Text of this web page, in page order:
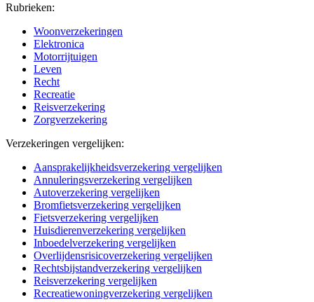
Rubrieken:
Woonverzekeringen
Elektronica
Motorrijtuigen
Leven
Recht
Recreatie
Reisverzekering
Zorgverzekering
Verzekeringen vergelijken:
Aansprakelijkheidsverzekering vergelijken
Annuleringsverzekering vergelijken
Autoverzekering vergelijken
Bromfietsverzekering vergelijken
Fietsverzekering vergelijken
Huisdierenverzekering vergelijken
Inboedelverzekering vergelijken
Overlijdensrisicoverzekering vergelijken
Rechtsbijstandverzekering vergelijken
Reisverzekering vergelijken
Recreatiewoningverzekering vergelijken